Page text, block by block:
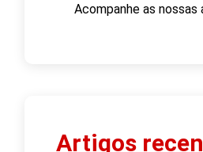
Acompanhe as nossas
Artigos